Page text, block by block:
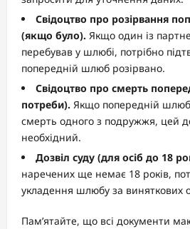
Свідоцтво про розірвання
(якщо було). Якщо один із
перебував у шлюбі, потрібно
попередній шлюб розірвано.
Свідоцтво про смерть
потреби). Якщо попередній шлюб
смерть одного з подружжя, цей
необхідний.
Дозвіл суду (для осіб до 18
наречених ще немає 18 років,
укладення шлюбу за виняткових
Пам’ятайте, що всі документи